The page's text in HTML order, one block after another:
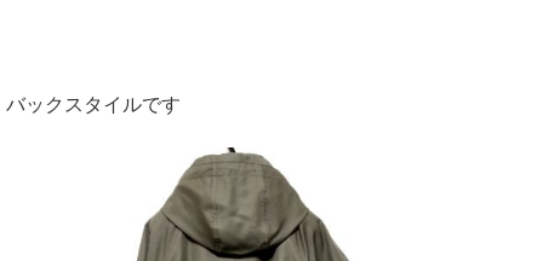
バックスタイルです